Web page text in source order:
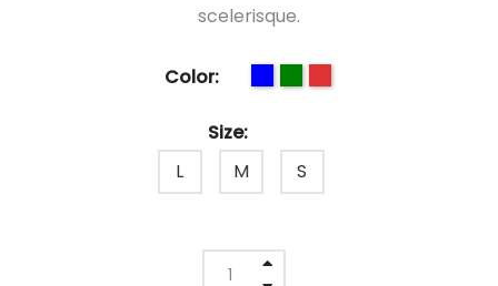
scelerisque.
Color:
Size: